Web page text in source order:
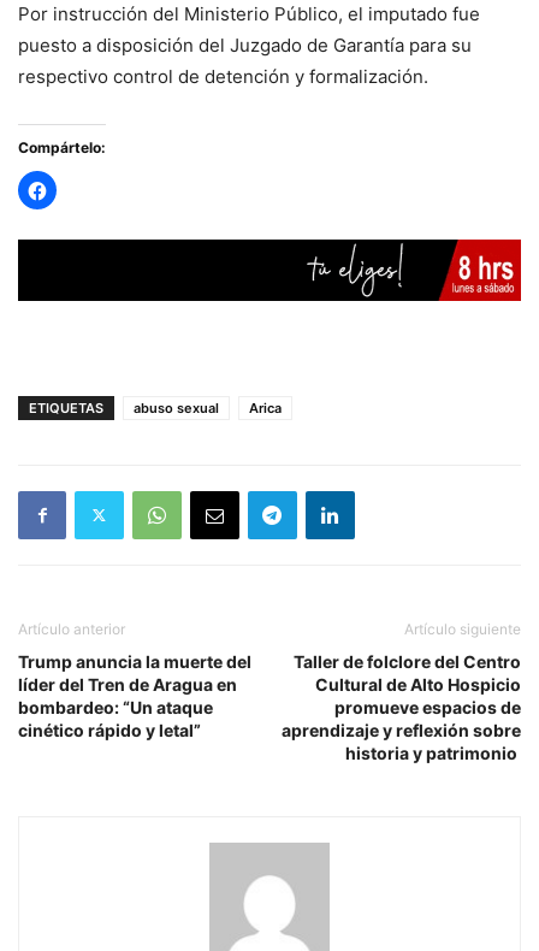
Por instrucción del Ministerio Público, el imputado fue
puesto a disposición del Juzgado de Garantía para su
respectivo control de detención y formalización.
Compártelo:
ETIQUETAS abuso sexual Arica
Artículo anterior
Trump anuncia la muerte del
líder del Tren de Aragua en
bombardeo: “Un ataque
cinético rápido y letal”
Artículo siguiente
Taller de folclore del Centro
Cultural de Alto Hospicio
promueve espacios de
aprendizaje y reflexión sobre
historia y patrimonio